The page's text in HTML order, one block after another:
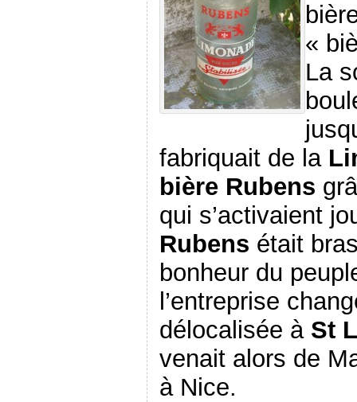
«
La
fabriquait de la
bière Rubens
qui s’activaient
Rubens était
bonheur du
l’entreprise
délocalisée à St
venait alors de
à Nice.